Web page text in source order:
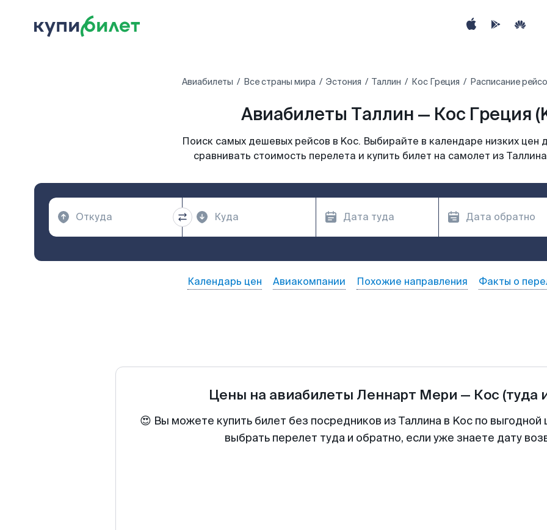
Авиабилеты Все страны мира Эстония Таллин Кос Греция Расписание
Авиабилеты Таллин — Кос Греция
Поиск самых дешевых рейсов в Koc. Выбирайте в календаре низких цен
сравнивать стоимость перелета и купить билет на самолет из
Календарь цен Авиакомпании Похожие направления Факты о
Цены на авиабилеты Леннарт Мери — Кос (туда
😍 Вы можете купить билет без посредников из Таллина в Koc по
выбрать перелет туда и обратно, если уже знаете дату